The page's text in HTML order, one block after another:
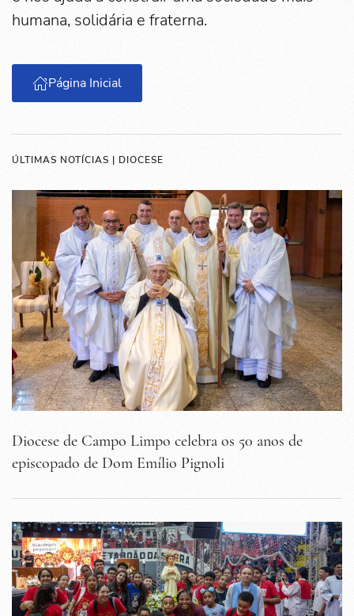
humana, solidária e fraterna.
Página Inicial
ÚLTIMAS NOTÍCIAS | DIOCESE
Diocese de Campo Limpo celebra os 50 anos de
episcopado de Dom Emílio Pignoli